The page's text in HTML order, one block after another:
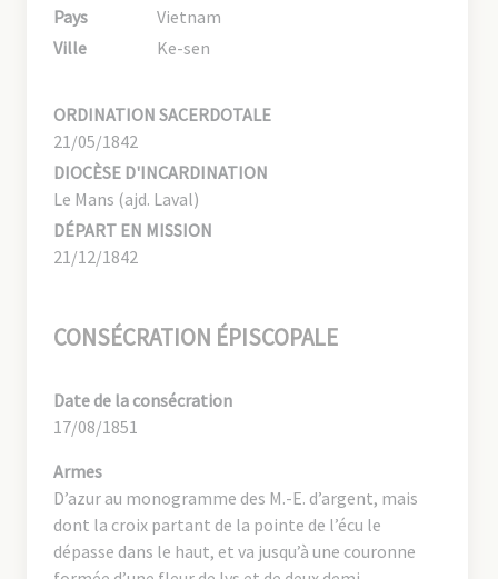
Pays
Vietnam
Ville
Ke-sen
ORDINATION SACERDOTALE
21/05/1842
DIOCÈSE D'INCARDINATION
Le Mans (ajd. Laval)
DÉPART EN MISSION
21/12/1842
CONSÉCRATION ÉPISCOPALE
Date de la consécration
17/08/1851
Armes
D’azur au monogramme des M.-E. d’argent, mais
dont la croix partant de la pointe de l’écu le
dépasse dans le haut, et va jusqu’à une couronne